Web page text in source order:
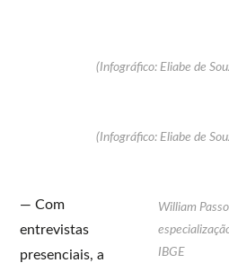
(Infográfico: Eliabe de
(Infográfico: Eliabe de
William
IBGE
— Com
entrevistas
presenciais, a